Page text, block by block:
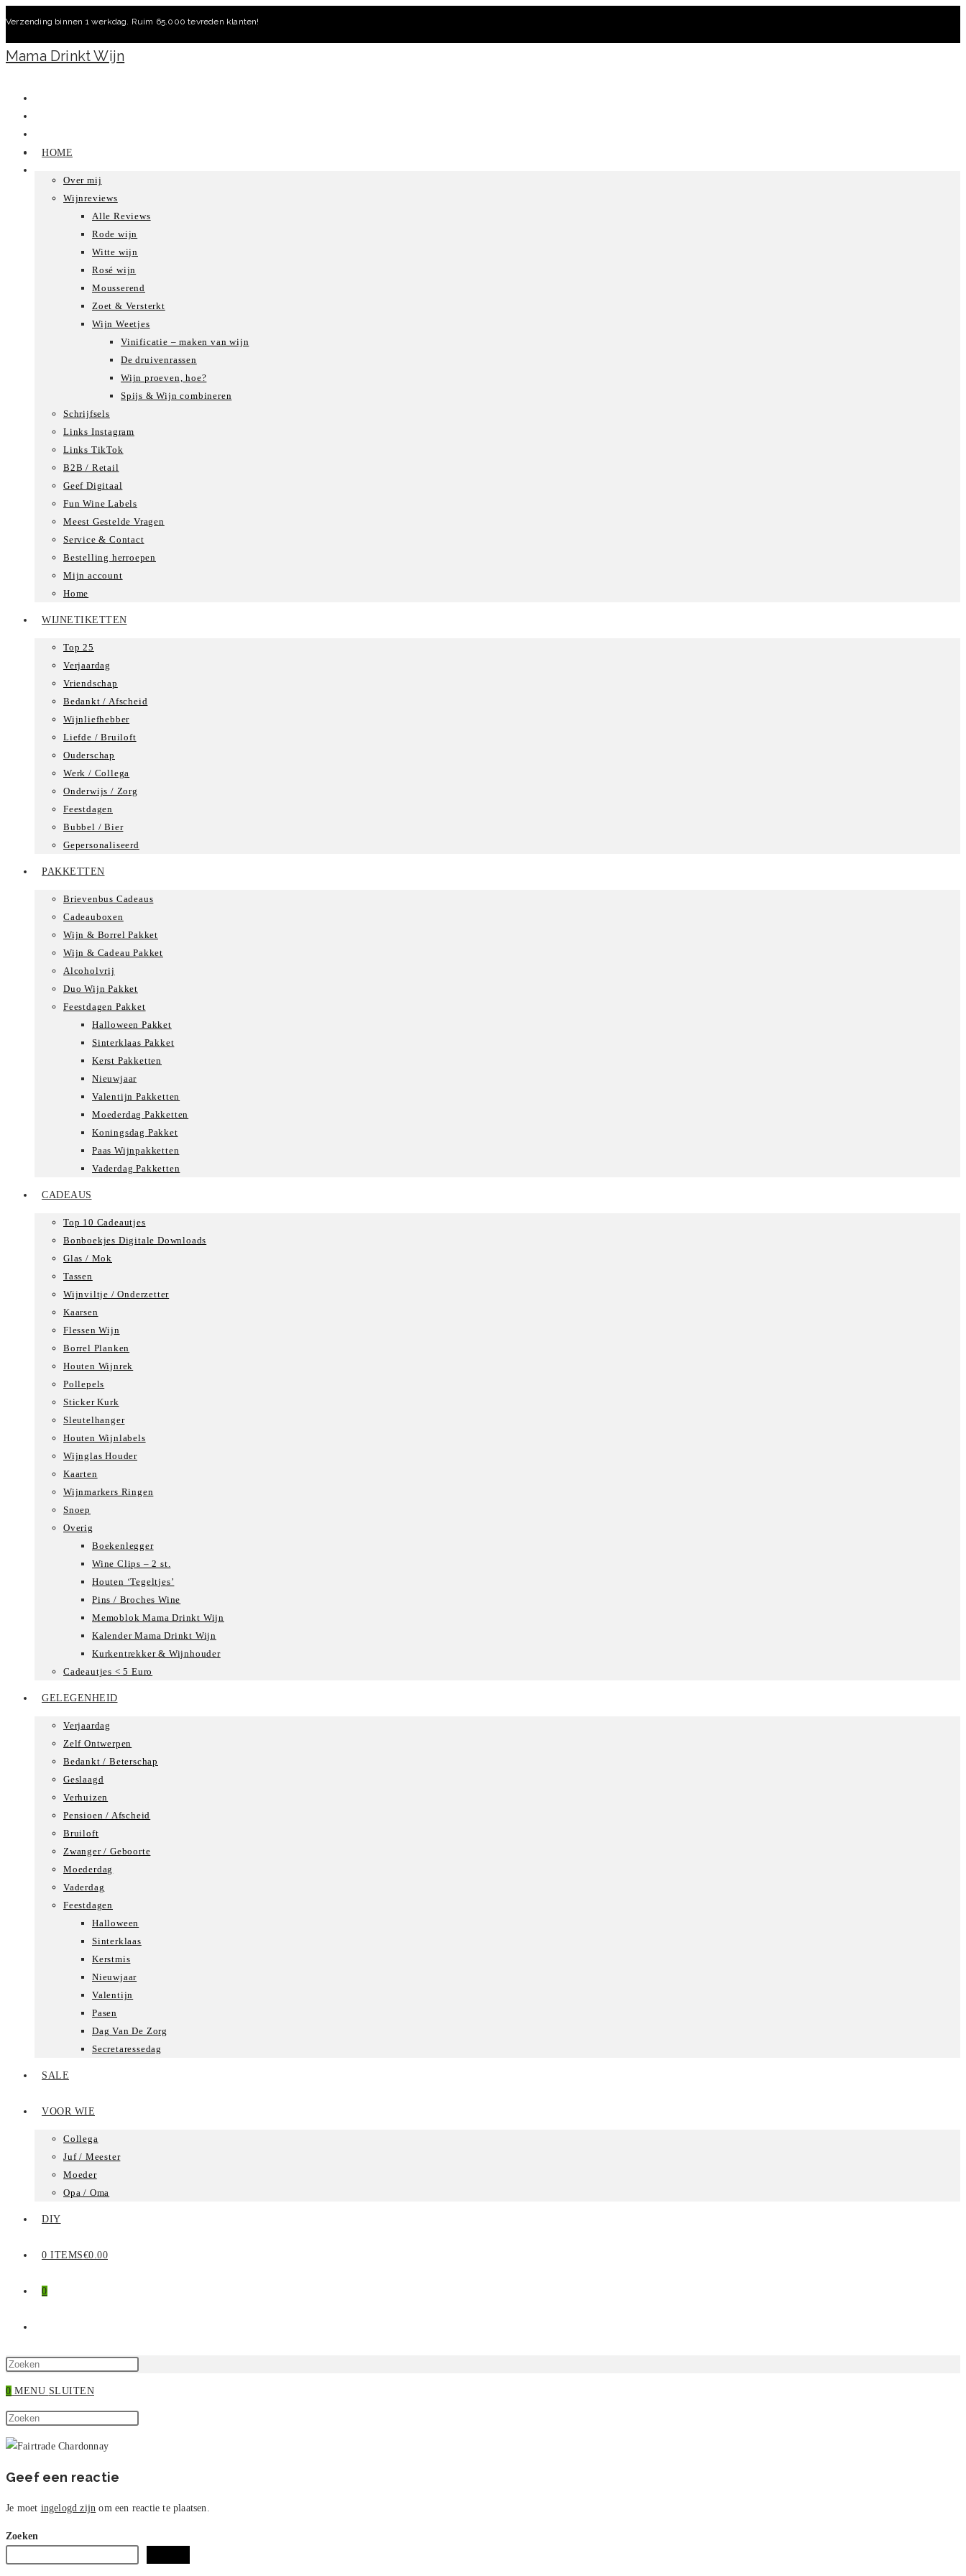
inhoud
Verzending binnen 1 werkdag. Ruim 65.000 tevreden klanten!
Mama Drinkt Wijn
HOME
Over mij
Wijnreviews
Alle Reviews
Rode wijn
Witte wijn
Rosé wijn
Mousserend
Zoet & Versterkt
Wijn Weetjes
Vinificatie – maken van wijn
De druivenrassen
Wijn proeven, hoe?
Spijs & Wijn combineren
Schrijfsels
Links Instagram
Links TikTok
B2B / Retail
Geef Digitaal
Fun Wine Labels
Meest Gestelde Vragen
Service & Contact
Bestelling herroepen
Mijn account
Home
WIJNETIKETTEN
Top 25
Verjaardag
Vriendschap
Bedankt / Afscheid
Wijnliefhebber
Liefde / Bruiloft
Ouderschap
Werk / Collega
Onderwijs / Zorg
Feestdagen
Bubbel / Bier
Gepersonaliseerd
PAKKETTEN
Brievenbus Cadeaus
Cadeauboxen
Wijn & Borrel Pakket
Wijn & Cadeau Pakket
Alcoholvrij
Duo Wijn Pakket
Feestdagen Pakket
Halloween Pakket
Sinterklaas Pakket
Kerst Pakketten
Nieuwjaar
Valentijn Pakketten
Moederdag Pakketten
Koningsdag Pakket
Paas Wijnpakketten
Vaderdag Pakketten
CADEAUS
Top 10 Cadeautjes
Bonboekjes Digitale Downloads
Glas / Mok
Tassen
Wijnviltje / Onderzetter
Kaarsen
Flessen Wijn
Borrel Planken
Houten Wijnrek
Pollepels
Sticker Kurk
Sleutelhanger
Houten Wijnlabels
Wijnglas Houder
Kaarten
Wijnmarkers Ringen
Snoep
Overig
Boekenlegger
Wine Clips – 2 st.
Houten ‘Tegeltjes’
Pins / Broches Wine
Memoblok Mama Drinkt Wijn
Kalender Mama Drinkt Wijn
Kurkentrekker & Wijnhouder
Cadeautjes < 5 Euro
GELEGENHEID
Verjaardag
Zelf Ontwerpen
Bedankt / Beterschap
Geslaagd
Verhuizen
Pensioen / Afscheid
Bruiloft
Zwanger / Geboorte
Moederdag
Vaderdag
Feestdagen
Halloween
Sinterklaas
Kerstmis
Nieuwjaar
Valentijn
Pasen
Dag Van De Zorg
Secretaressedag
SALE
VOOR WIE
Collega
Juf / Meester
Moeder
Opa / Oma
DIY
0 ITEMS€0.00
0
ZOEKEN
0 MENU SLUITEN
Zoek
op
site
zoekpaneel
sluiten.
Geef een reactie
Je moet ingelogd zijn om een reactie te plaatsen.
Zoeken